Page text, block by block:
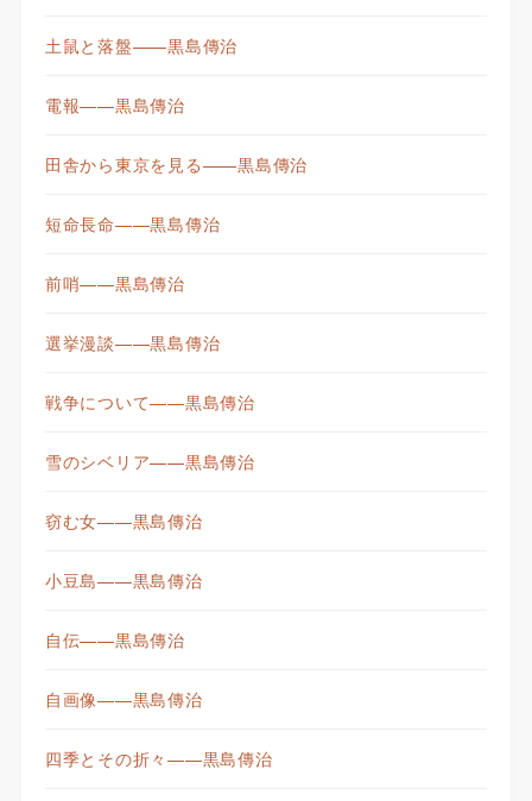
土鼠と落盤——黒島傳治
電報——黒島傳治
田舎から東京を見る——黒島傳治
短命長命——黒島傳治
前哨——黒島傳治
選挙漫談——黒島傳治
戦争について——黒島傳治
雪のシベリア——黒島傳治
窃む女——黒島傳治
小豆島——黒島傳治
自伝——黒島傳治
自画像——黒島傳治
四季とその折々——黒島傳治